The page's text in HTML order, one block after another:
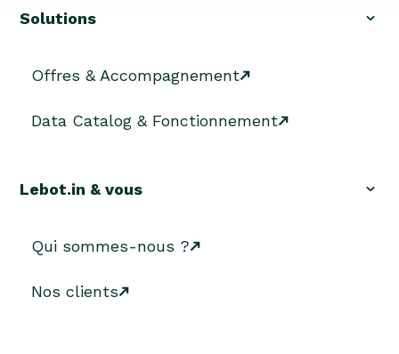
Solutions
Offres & Accompagnement
Data Catalog & Fonctionnement
Lebot.in & vous
Qui sommes-nous ?
Nos clients